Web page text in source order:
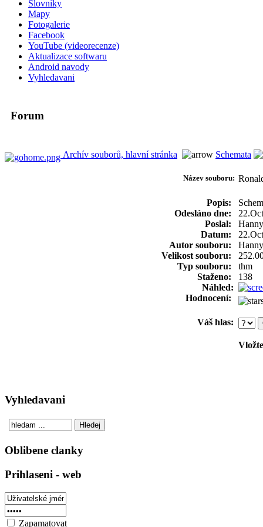
Slovniky
Mapy
Fotogalerie
Facebook
YouTube (videorecenze)
Aktualizace softwaru
Android navody
Vyhledavani
Forum
Archív souborů, hlavní stránka Schemata
Název souboru:
Popis:
Odesláno dne:
Poslal:
Datum:
Autor souboru:
Hanny
Velikost souboru:
Typ souboru:
thm
Staženo:
138
Náhled:
Hodnocení:
Váš hlas:
Vyhledavani
Oblibene clanky
Prihlaseni - web
Zapamatovat